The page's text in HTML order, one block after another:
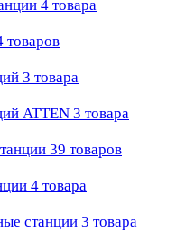
4 товара
товаров
3 товара
ATTEN 3 товара
39 товаров
4 товара
станции 3 товара